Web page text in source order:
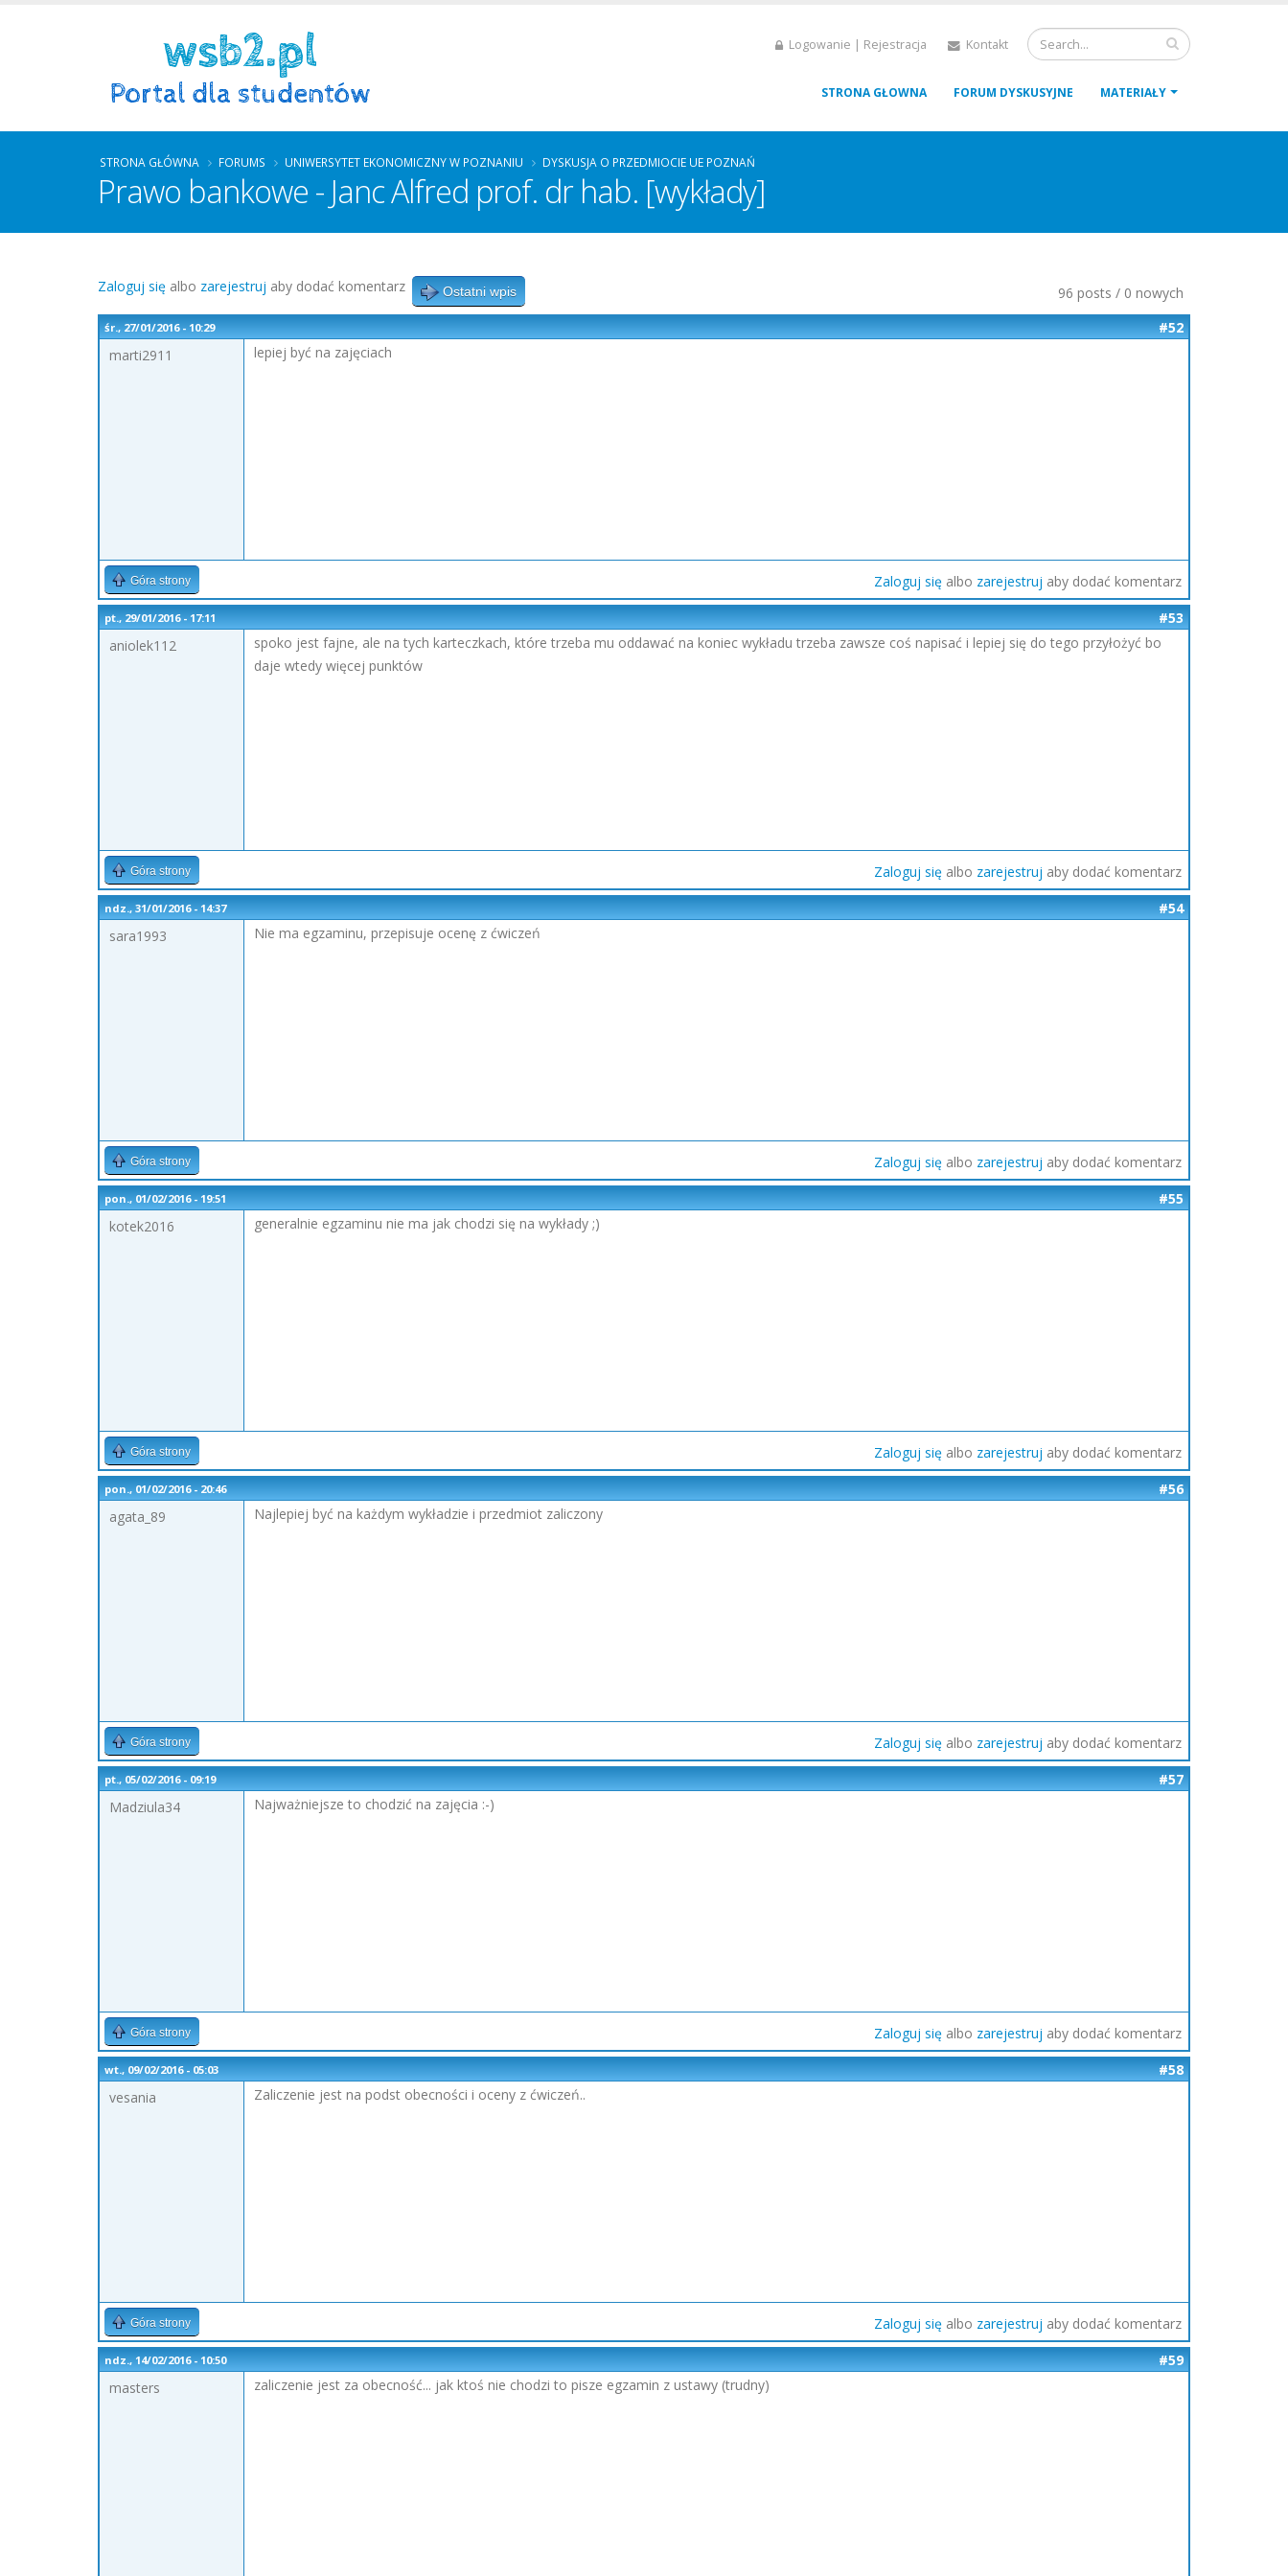
Logowanie | Rejestracja Kontakt
STRONA GŁOWNA FORUM DYSKUSYJNE MATERIAŁY
STRONA GŁÓWNA FORUMS UNIWERSYTET EKONOMICZNY W POZNANIU DYSKUSJA O PRZEDMIOCIE UE POZNAŃ
Prawo bankowe - Janc Alfred prof. dr hab. [wykłady]
96 posts / 0 nowych
Zaloguj się albo zarejestruj aby dodać komentarz Ostatni wpis
śr., 27/01/2016 - 10:29
#52
marti2911
lepiej być na zajęciach
Góra strony Zaloguj się albo zarejestruj aby dodać komentarz
pt., 29/01/2016 - 17:11
#53
aniolek112
spoko jest fajne, ale na tych karteczkach, które trzeba mu oddawać na koniec wykładu trzeba zawsze coś napisać i lepiej się do tego przyłożyć bo
daje wtedy więcej punktów
Góra strony Zaloguj się albo zarejestruj aby dodać komentarz
ndz., 31/01/2016 - 14:37
#54
sara1993
Nie ma egzaminu, przepisuje ocenę z ćwiczeń
Góra strony Zaloguj się albo zarejestruj aby dodać komentarz
pon., 01/02/2016 - 19:51
#55
kotek2016
generalnie egzaminu nie ma jak chodzi się na wykłady ;)
Góra strony Zaloguj się albo zarejestruj aby dodać komentarz
pon., 01/02/2016 - 20:46
#56
agata_89
Najlepiej być na każdym wykładzie i przedmiot zaliczony
Góra strony Zaloguj się albo zarejestruj aby dodać komentarz
pt., 05/02/2016 - 09:19
#57
Madziula34
Najważniejsze to chodzić na zajęcia :-)
Góra strony Zaloguj się albo zarejestruj aby dodać komentarz
wt., 09/02/2016 - 05:03
#58
vesania
Zaliczenie jest na podst obecności i oceny z ćwiczeń..
Góra strony Zaloguj się albo zarejestruj aby dodać komentarz
ndz., 14/02/2016 - 10:50
#59
masters
zaliczenie jest za obecność... jak ktoś nie chodzi to pisze egzamin z ustawy (trudny)